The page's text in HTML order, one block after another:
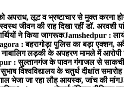
लूट व भ्रष्टाचार से मुक्त करना
जीवन की राह दिखा रहीं डॉ. अरवशी
ने किया जागरूकJamshedpur :
: बहरागोड़ा पुलिस का बड़ा एक्शन,
लड़की के अपहरण मामले में आरोपी
: सुल्तानगंज के पावन गंगाजल से साकची
विश्वविद्यालय के चतुर्थ दीक्षांत समारोह
भेजा जा रहा लौह आयस्क, जांच की मांग